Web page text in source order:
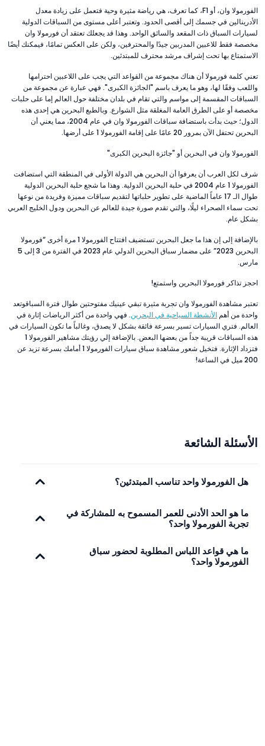
الفورمولا وان، أو F1، كما تعرف، هي رياضة مثيرة وحية فتعمل على زيادة معدل
الأدرينالين في جسمك إلى أقصى الحدود. وتعتبر أعلى مستوى من السباقات الدولية
لسيارات السباق ذات المقعد والسائق الواحد. وهذا قد يجعلك تعتقد أن فورمولا وان
مخصصة فقط للاعبين المدربين جيدًا والمحترفين، ولكن على العكس تمامًا، فيمكنك أيضًا
الاستمتاع بها تحت إشراف مرشد محترف للمبتدئين.
تعني كلمة فورمولا أن هناك مجموعة من القواعد التي يجب على اللاعبين احترامها
واللعب وفقًا لها، وهو ما يعرف باسم "الجائزة الكبرى". فهي عبارة عن مجموعة من
السباقات المقسمة إلى مواسم والتي تقام في بلدان مختلفة حول العالم إما على حلبات
مخصصة أو على الطرق العامة المغلقة مثل الشوارع. وبالطبع البحرين هي إحدى هذه
الدول؛ حيث بدأت باستضافة سباقات الفورمولا وان في عام 2004، مما يعني أن
البحرين تحتفل الآن بمرور 20 عامًا على إقامة الفورمولا 1 على أرضها.
الفورمولا وان في البحرين أو "جائزة البحرين الكبرى"
شرف لكل العرب أن يعرفوا أن البحرين هي الدولة الأولى في المنطقة التي استضافت
الفورمولا 1 عام 2004 في حلبة البحرين الدولية. وهذا ما شجع حلبة البحرين الدولية
طوال الـ 17 عاماً الماضية على تطوير حلباتها لتقديم سباقات مميزة وفريدة من نوعها
تحت سماء الصحراء ليلًا، والتي تقدم صورة جيدة للعالم عن البحرين ودول الخليج العربي
بشكل عام.
بالإضافة إلى إن هذا ما جعل البحرين تستضيف افتتاح الفورمولا 1 مرة أخرى “فورمولا
البحرين 2023” على مضمار سباق البحرين الدولي عام 2023 في الفترة من 3 إلى 5
مارس.
احجز تذاكر فورمولا البحرين واستمتع!
تعتبر مشاهدة الفورمولا وان تجربة مثيرة تبقي عينيك مفتوحتين طوال فترة السباقوتعد
واحدة من أهم الأنشطة السياحية في البحرين. فهي واحدة من أكثر الرياضات إثارة في
العالم. فتري السيارات تسير بسرعة فائقة بشكل لا يصدق، وغالباً ما تكون السيارات في
هذه السباقات قريبة جداً من بعضها البعض. بالإضافة إلي رؤيتك مشاهير الفورمولا 1
فتزداد الإثارة. فتخيل شعور مشاهدة سباق سيارات الفورمولا 1 أمامك بسرعة تزيد عن
200 ميل في الساعة!
الأسئلة الشائعة
هل الفورمولا واحد تناسب المبتدئين؟
ما هو الحد الأدنى للعمر المسموح به للمشاركة في
تجربة الفورمولا واحد؟
ما هي قواعد اللباس المطلوبة لحضور سباق
الفورمولا واحد؟